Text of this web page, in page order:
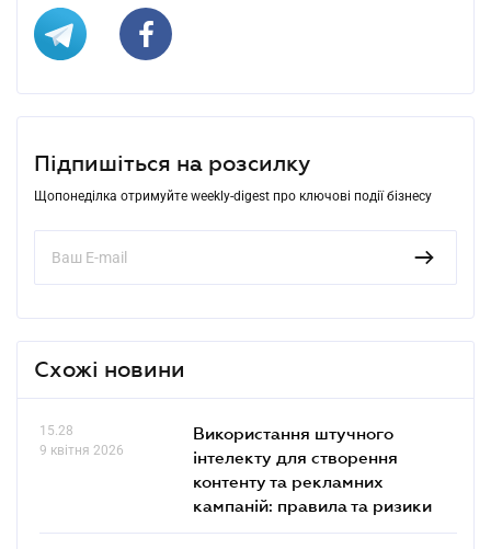
Підпишіться на розсилку
Щопонеділка отримуйте weekly-digest про ключові події бізнесу
Схожі новини
15.28
9 квітня 2026
Використання штучного
інтелекту для створення
контенту та рекламних
кампаній: правила та ризики